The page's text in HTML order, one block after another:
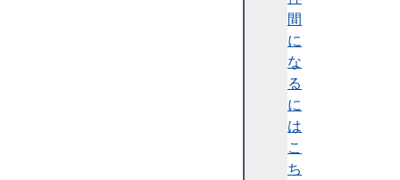
間
に
な
る
に
は
こ
ち